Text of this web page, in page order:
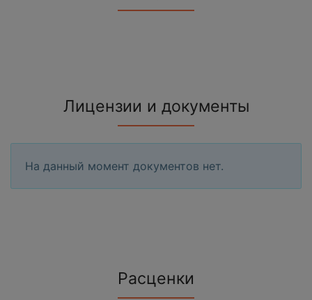
Лицензии и документы
На данный момент документов нет.
Расценки